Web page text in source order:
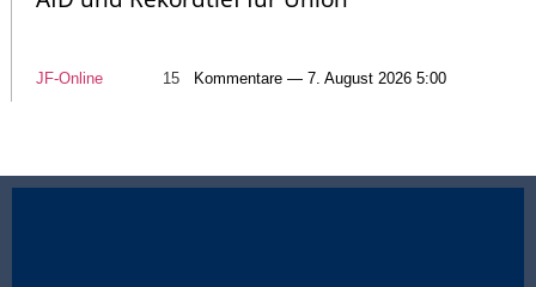
JF-Online 15 Kommentare — 7. August 2026 5:00